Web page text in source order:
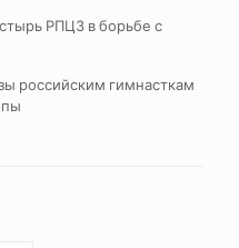
РПЦЗ в борьбе с
российским гимнасткам